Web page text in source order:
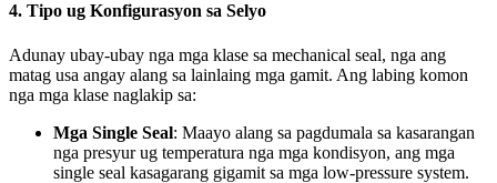
4. Tipo ug Konfigurasyon sa Selyo
Adunay ubay-ubay nga mga klase sa mechanical seal, nga ang
matag usa angay alang sa lainlaing mga gamit. Ang labing komon
nga mga klase naglakip sa:
Mga Single Seal: Maayo alang sa pagdumala sa kasarangan
nga presyur ug temperatura nga mga kondisyon, ang mga
single seal kasagarang gigamit sa mga low-pressure system.